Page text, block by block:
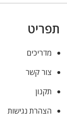
תפריט
מדריכים
צור קשר
תקנון
הצהרת נגישות